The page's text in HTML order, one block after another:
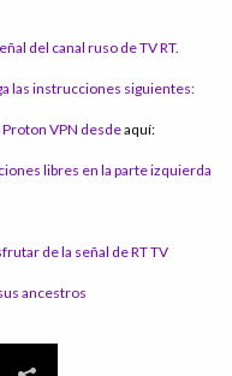
del canal ruso de TV RT.
las instrucciones siguientes:
VPN desdeaquí:
libres en la parte izquierda
de la señal de RT TV
ancestros